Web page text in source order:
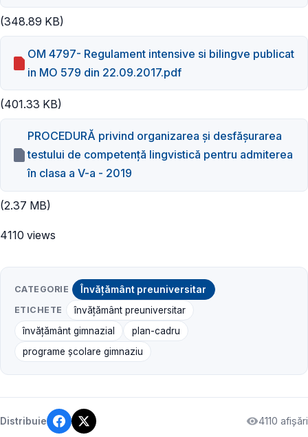
(348.89 KB)
OM 4797- Regulament intensive si bilingve publicat
in MO 579 din 22.09.2017.pdf
(401.33 KB)
PROCEDURĂ privind organizarea şi desfășurarea
testului de competență lingvistică pentru admiterea
în clasa a V-a - 2019
(2.37 MB)
4110 views
CATEGORIE Învățământ preuniversitar
ETICHETE
învățământ preuniversitar
învățământ gimnazial
plan-cadru
programe școlare gimnaziu
Distribuie 4110 afișări